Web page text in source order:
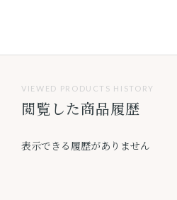
VIEWED PRODUCTS HISTORY
閲覧した商品履歴
表示できる履歴がありません